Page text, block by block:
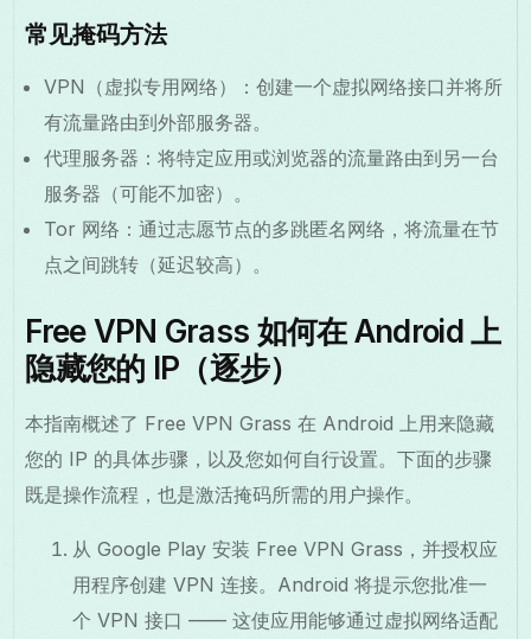
常见掩码方法
VPN（虚拟专用网络）：创建一个虚拟网络接口并将所
有流量路由到外部服务器。
代理服务器：将特定应用或浏览器的流量路由到另一台
服务器（可能不加密）。
Tor 网络：通过志愿节点的多跳匿名网络，将流量在节
点之间跳转（延迟较高）。
Free VPN Grass 如何在 Android 上
隐藏您的 IP（逐步）
本指南概述了 Free VPN Grass 在 Android 上用来隐藏
您的 IP 的具体步骤，以及您如何自行设置。下面的步骤
既是操作流程，也是激活掩码所需的用户操作。
从 Google Play 安装 Free VPN Grass，并授权应
用程序创建 VPN 连接。Android 将提示您批准一
个 VPN 接口 —— 这使应用能够通过虚拟网络适配